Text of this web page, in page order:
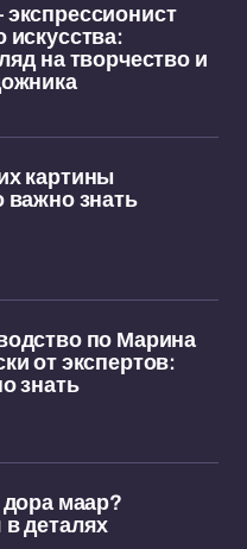
искусства:
на творчество и
картины
важно знать
по Марина
от экспертов:
знать
дора маар?
деталях